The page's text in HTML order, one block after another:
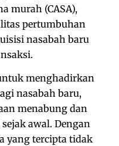
murah (CASA),
pertumbuhan
nasabah baru
menghadirkan
nasabah baru,
menabung dan
awal. Dengan
yang tercipta tidak